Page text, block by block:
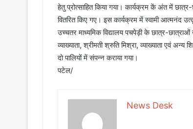
हेतु प्रोत्साहित किया गया। कार्यक्रम कें अंत में
वितरित किए गए। इस कार्यक्रम में स्वामी आत्मनंद
उच्चतर माध्यमिक विद्यालय पचपेड़ी के छात्र-
व्याख्याता, श्रीमती श्रुति मिश्रा, व्याख्याता एवं
दो पालियों में संपन्न कराया गया।
पटेल/
News Desk